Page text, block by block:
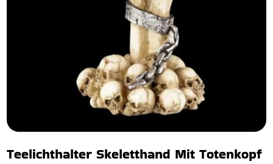
Teelichthalter Skeletthand Mit Totenkopf